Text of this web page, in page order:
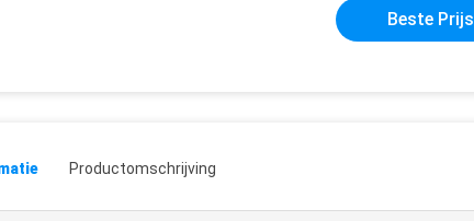
Beste Prijs
Productomschrijving